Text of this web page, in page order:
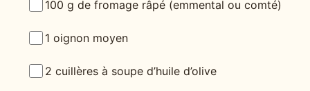
100 g de fromage râpé (emmental ou comté)
1 oignon moyen
2 cuillères à soupe d’huile d’olive